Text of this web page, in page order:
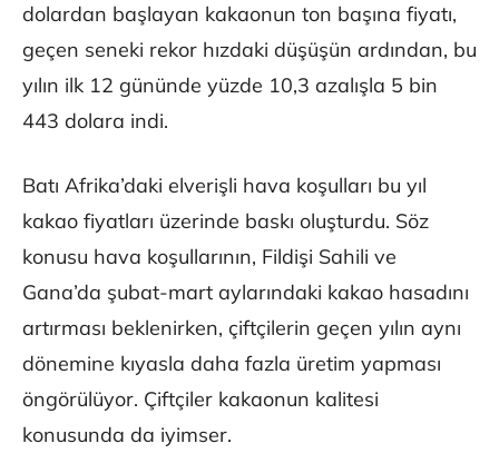
dolardan başlayan kakaonun ton başına fiyatı,
geçen seneki rekor hızdaki düşüşün ardından, bu
yılın ilk 12 gününde yüzde 10,3 azalışla 5 bin
443 dolara indi.
Batı Afrika’daki elverişli hava koşulları bu yıl
kakao fiyatları üzerinde baskı oluşturdu. Söz
konusu hava koşullarının, Fildişi Sahili ve
Gana’da şubat-mart aylarındaki kakao hasadını
artırması beklenirken, çiftçilerin geçen yılın aynı
dönemine kıyasla daha fazla üretim yapması
öngörülüyor. Çiftçiler kakaonun kalitesi
konusunda da iyimser.